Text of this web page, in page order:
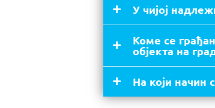
У чијој
Коме се
објекта на
На који